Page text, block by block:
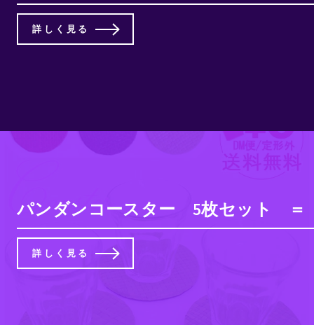
詳しく見る
パンダンコースター 5枚セット
詳しく見る